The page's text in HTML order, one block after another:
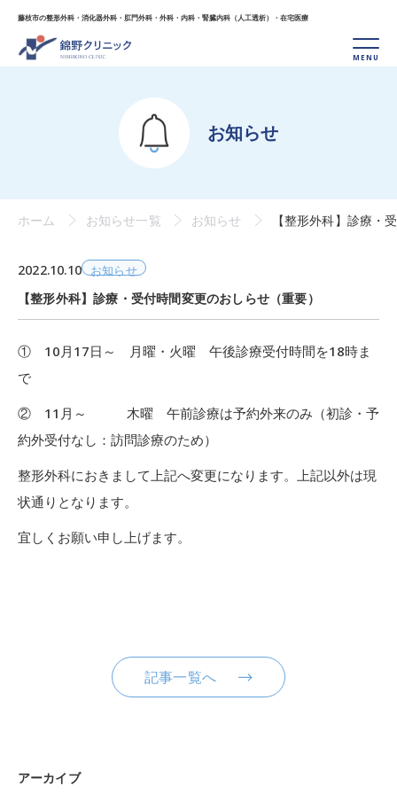
藤枝市の整形外科・消化器外科・肛門外科・外科・ 内科・腎臓内科（人工透析）・在宅医療
お知らせ
ホーム お知らせ一覧 お知らせ 【整形外科】診療・
2022.10.10 お知らせ
【整形外科】診療・受付時間変更のおしらせ（重要）
① 10月17日～ 月曜・火曜 午後診療受付時間を18時ま
で
② 11月～ 木曜 午前診療は予約外来のみ （初診・予
約外受付なし ：訪問診療のため）
整形外科におきまして上記へ変更になります。上記以外は現
状通りとなります。
宜しくお願い申し上げます。
記事一覧へ
アーカイブ